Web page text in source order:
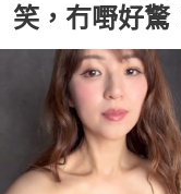
笑，冇嘢好驚